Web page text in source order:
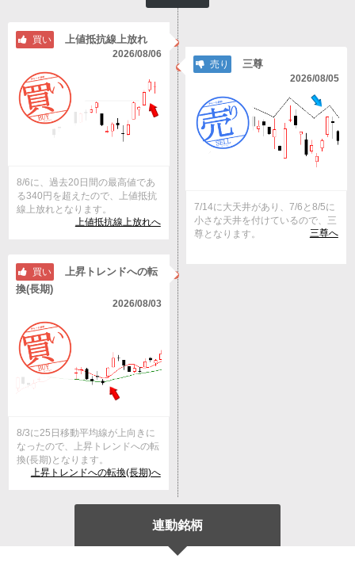
買い 上値抵抗線上放れ
2026/08/06
8/6に、過去20日間の最高値であ
る340円を超えたので、上値抵抗
線上放れとなります。
上値抵抗線上放れへ
売り 三尊
2026/08/05
7/14に大天井があり、7/6と8/5に
小さな天井を付けているので、三
尊となります。
三尊へ
買い
上昇トレンドへの転
換(長期)
2026/08/03
8/3に25日移動平均線が上向きに
なったので、上昇トレンドへの転
換(長期)となります。
上昇トレンドへの転換(長期)へ
連動銘柄